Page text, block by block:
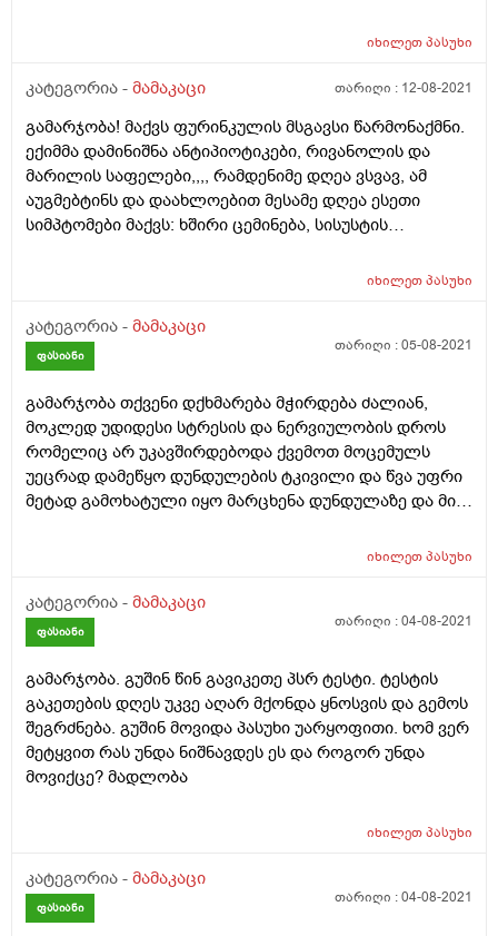
იხილეთპასუხი
კატეგორია - მამაკაცი თარიღი : 12-08-2021
გამარჯობა! მაქვს ფურინკულის მსგავსი წარმონაქმნი.
ექიმმა დამინიშნა ანტიპიოტიკები, რივანოლის და
მარილის საფელები,,,, რამდენიმე დღეა ვსვავ, ამ
აუგმებტინს და დაახლოებით მესამე დღეა ესეთი
სიმპტომები მაქვს: ხშირი ცემინება, სისუსტის
რისი ბრალი შეიძლება იყოს ეს სიმპტომები
(საერთოდ არ ვარ ალერგიული აუგმენტინიც მიმიღია
აქამდე), თუ შესაძლებელია რაიმე ვირუსი მქონდეს?
მადლობა წინასწარ !!!
იხილეთპასუხი
კატეგორია - მამაკაცი
ფასიანი
თარიღი :05-08-2021
გამარჯობა თქვენი დქხმარება მჭირდება ძალიან,
მოკლედ უდიდესი სტრესის და ნერვიულობის დროს
რომელიც არ უკავშირდებოდა ქვემოთ მოცემულს
უეცრად დამეწყო დუნდულების ტკივილი და წვა უფრი
მეტად გამოხატული იყო მარცხენა დუნდულაზე და მის
შემდეგ ამ წვამ გაიარა და ნელა ნელა დაიწყო სხვა
მაქვს ძალიან ბევრი აირები დაგროვილი (არ აქვს
საკვებს მნიშვნელობა რაც არ უნდა ვჭამო) კუჭში
გასვლის დროს არ მტკივა არაფერი ჩვეულებრივ
გავდივარ მაგრამ როდესაც უნიტაზიდან ვდგები
მეწყება დუნდულასცდა ფეხის ტკივილი მარცხნივ,
მთელი დღის განმავლობაში მტკივა სანამ არ
დავწვები დასაძინებლად, ჩემი ვარაუდით თითქოს
ბარძაყის არეს ანუსის მხრიდან შიგნიდან გადაეცემა
შუადღის შემდეგ მეწყება დუნდულების ქვემოთ
ანუსთან ტკივილი, (მგონი შორისი ქვია) მიჭირს დგომა
და სიარული პროქტოლოგთან ვიყავი და მითხრა რომ
შიდა კვანძები მაქვს მაგრამ საოპერაციო არ ვაფ
იხილეთპასუხი
კატეგორია - მამაკაცი
ფასიანი
თარიღი :04-08-2021
გამარჯობა. გუშინ წინ გავიკეთე პსრ ტესტი. ტესტის
გაკეთების დღეს უკვე აღარ მქონდა ყნოსვის და გემოს
შეგრძნება. გუშინ მოვიდა პასუხი უარყოფითი. ხომ ვერ
მეტყვით რას უნდა ნიშნავდეს ეს და როგორ უნდა
მოვიქცე? მადლობა
იხილეთპასუხი
კატეგორია - მამაკაცი
ფასიანი
თარიღი :04-08-2021